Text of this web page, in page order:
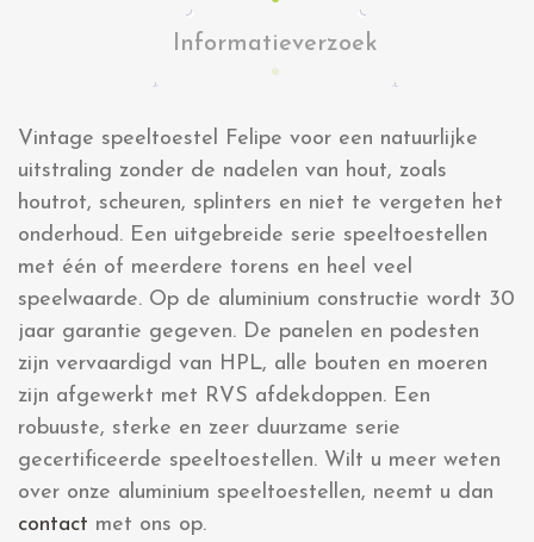
Informatieverzoek
Vintage speeltoestel Felipe voor een natuurlijke
uitstraling zonder de nadelen van hout, zoals
houtrot, scheuren, splinters en niet te vergeten het
onderhoud. Een uitgebreide serie speeltoestellen
met één of meerdere torens en heel veel
speelwaarde. Op de aluminium constructie wordt 30
jaar garantie gegeven. De panelen en podesten
zijn vervaardigd van HPL, alle bouten en moeren
zijn afgewerkt met RVS afdekdoppen. Een
robuuste, sterke en zeer duurzame serie
gecertificeerde speeltoestellen. Wilt u meer weten
over onze aluminium speeltoestellen, neemt u dan
contact met ons op.